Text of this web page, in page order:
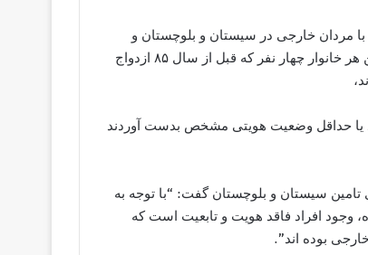
با مردان خارجی در سیستان و بلوچستان و
پیش بینی حدود ۲۰ هزار فرزند ناشی از این ازدواج ها با احتساب میانگین هر خانوار چهار نفر که قبل از سال ۸۵ ازدواج
یا حداقل وضعیت هویتی مشخص بدست آوردند
سیستان و بلوچستان گفت: “با توجه به
افراد فاقد هویت و تابعیت است که
بوده اند”.